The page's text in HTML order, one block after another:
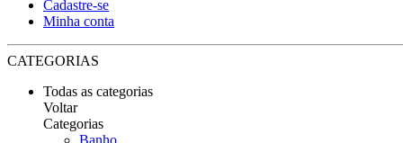
Cadastre-se
Minha conta
CATEGORIAS
Todas as categorias
Voltar
Categorias
Banho